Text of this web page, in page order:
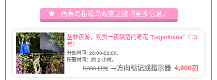
西表岛相模鸟观赏之旅的更多信息。
丛林夜游，观赏一夜飘落的奇花 "Sagaribana"（13
号）
开始时间: 20:00-22:00.
所要时间：约 2 小时。
5,900 日元 →方向标记或指示器 4,900刃